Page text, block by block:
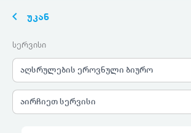
keyboard_arrow_left უკან
სერვისი
აღსრულების ეროვნული ბიურო
აირჩიეთ სერვისი